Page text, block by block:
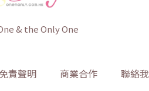
& the Only One
免責聲明 商業合作 聯絡